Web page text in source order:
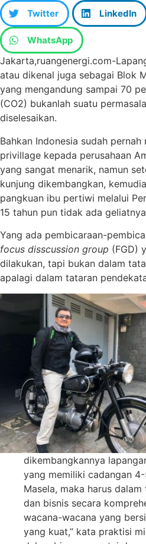
Twitter LinkedIn
WhatsApp
Jakarta,ruangenergi.com-
atau dikenal juga sebagai Blok
yang mengandung sampai 70
(CO2) bukanlah suatu
diselesaikan.
Bahkan Indonesia sudah
privillage kepada perusahaan
yang sangat menarik, namun
kunjung dikembangkan,
pangkuan ibu pertiwi melalui
15 tahun pun tidak ada
Yang ada pembicaraan-
focus disscussion group (FGD)
dilakukan, tapi bukan dalam
apalagi dalam tataran
dikembangkannya
yang memiliki cadangan
Masela, maka harus
dan bisnis secara
wacana-wacana yang
yang kuat,” kata praktisi